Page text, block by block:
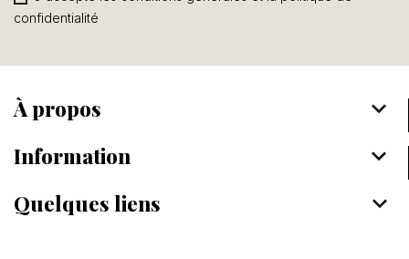
confidentialité
À propos keyboard_arrow_down
Information keyboard_arrow_down
Quelques liens keyboard_arrow_down